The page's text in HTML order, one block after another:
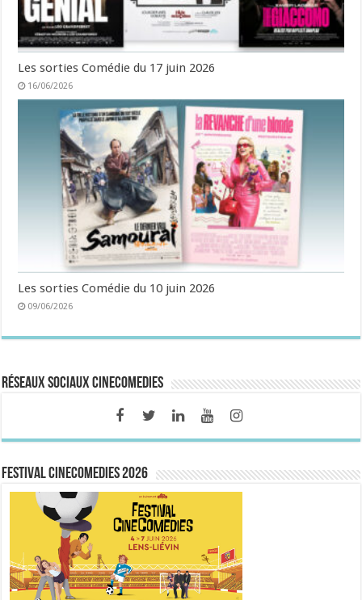
Les sorties Comédie du 17 juin 2026
16/06/2026
Les sorties Comédie du 10 juin 2026
09/06/2026
Réseaux sociaux CineComedies
FESTIVAL CINECOMEDIES 2026